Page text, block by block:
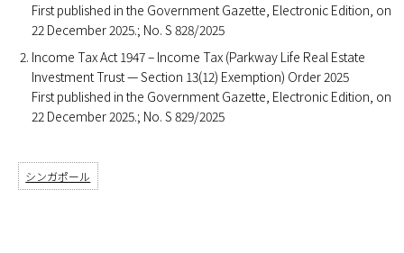
First published in the Government Gazette, Electronic Edition, on
22 December 2025.; No. S 828/2025
Income Tax Act 1947 – Income Tax (Parkway Life Real Estate
Investment Trust — Section 13(12) Exemption) Order 2025
First published in the Government Gazette, Electronic Edition, on
22 December 2025.; No. S 829/2025
シンガポール